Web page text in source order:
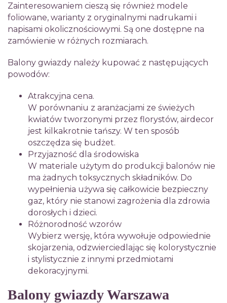
Zainteresowaniem cieszą się również modele
foliowane, warianty z oryginalnymi nadrukami i
napisami okolicznościowymi. Są one dostępne na
zamówienie w różnych rozmiarach.
Balony gwiazdy należy kupować z następujących
powodów:
Atrakcyjna cena.
W porównaniu z aranżacjami ze świeżych
kwiatów tworzonymi przez florystów, airdecor
jest kilkakrotnie tańszy. W ten sposób
oszczędza się budżet.
Przyjazność dla środowiska
W materiale użytym do produkcji balonów nie
ma żadnych toksycznych składników. Do
wypełnienia używa się całkowicie bezpieczny
gaz, który nie stanowi zagrożenia dla zdrowia
dorosłych i dzieci.
Różnorodność wzorów
Wybierz wersję, która wywołuje odpowiednie
skojarzenia, odzwierciedlając się kolorystycznie
i stylistycznie z innymi przedmiotami
dekoracyjnymi.
Balony gwiazdy Warszawa